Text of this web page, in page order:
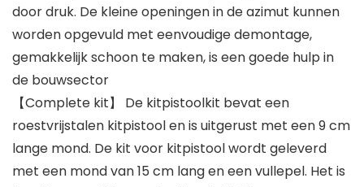
door druk. De kleine openingen in de azimut kunnen
worden opgevuld met eenvoudige demontage,
gemakkelijk schoon te maken, is een goede hulp in
de bouwsector
【Complete kit】 De kitpistoolkit bevat een
roestvrijstalen kitpistool en is uitgerust met een 9 cm
lange mond. De kit voor kitpistool wordt geleverd
met een mond van 15 cm lang en een vullepel. Het is